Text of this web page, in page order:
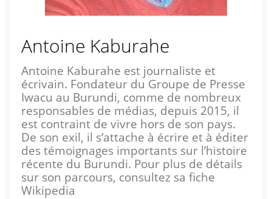
Antoine Kaburahe
Antoine Kaburahe est journaliste et
écrivain. Fondateur du Groupe de Presse
Iwacu au Burundi, comme de nombreux
responsables de médias, depuis 2015, il
est contraint de vivre hors de son pays.
De son exil, il s’attache à écrire et à éditer
des témoignages importants sur l’histoire
récente du Burundi. Pour plus de détails
sur son parcours, consultez sa fiche
Wikipedia